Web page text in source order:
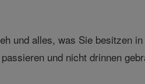
und alles, was Sie besitzen
und nicht drinnen